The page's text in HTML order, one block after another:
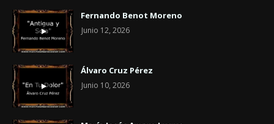
Fernando Benot Moreno
Junio 12, 2026
Álvaro Cruz Pérez
Junio 10, 2026